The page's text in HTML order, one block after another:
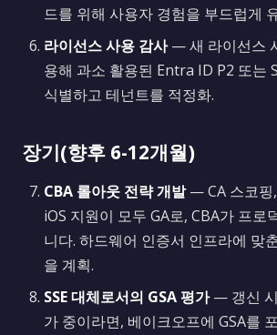
드를 위해 사용자 경험을 부드럽게
라이선스 사용 감사— 새 라이선스
용해 과소 활용된 Entra ID P2 또는
식별하고 테넌트를 적정화.
장기(향후 6-12개월)
CBA 롤아웃 전략 개발— CA 스코핑
iOS 지원이 모두 GA로, CBA가 프로
니다. 하드웨어 인증서 인프라에 맞
을 계획.
SSE 대체로서의 GSA 평가— 갱신 시
가 중이라면, 베이크오프에 GSA를